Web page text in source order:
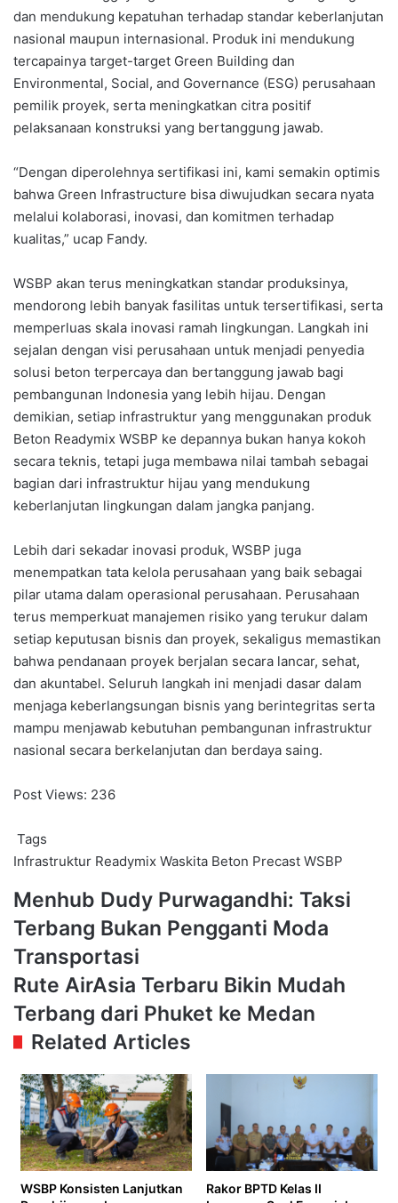
dan mendukung kepatuhan terhadap standar keberlanjutan
nasional maupun internasional. Produk ini mendukung
tercapainya target-target Green Building dan
Environmental, Social, and Governance (ESG) perusahaan
pemilik proyek, serta meningkatkan citra positif
pelaksanaan konstruksi yang bertanggung jawab.
“Dengan diperolehnya sertifikasi ini, kami semakin optimis
bahwa Green Infrastructure bisa diwujudkan secara nyata
melalui kolaborasi, inovasi, dan komitmen terhadap
kualitas,” ucap Fandy.
WSBP akan terus meningkatkan standar produksinya,
mendorong lebih banyak fasilitas untuk tersertifikasi, serta
memperluas skala inovasi ramah lingkungan. Langkah ini
sejalan dengan visi perusahaan untuk menjadi penyedia
solusi beton terpercaya dan bertanggung jawab bagi
pembangunan Indonesia yang lebih hijau. Dengan
demikian, setiap infrastruktur yang menggunakan produk
Beton Readymix WSBP ke depannya bukan hanya kokoh
secara teknis, tetapi juga membawa nilai tambah sebagai
bagian dari infrastruktur hijau yang mendukung
keberlanjutan lingkungan dalam jangka panjang.
Lebih dari sekadar inovasi produk, WSBP juga
menempatkan tata kelola perusahaan yang baik sebagai
pilar utama dalam operasional perusahaan. Perusahaan
terus memperkuat manajemen risiko yang terukur dalam
setiap keputusan bisnis dan proyek, sekaligus memastikan
bahwa pendanaan proyek berjalan secara lancar, sehat,
dan akuntabel. Seluruh langkah ini menjadi dasar dalam
menjaga keberlangsungan bisnis yang berintegritas serta
mampu menjawab kebutuhan pembangunan infrastruktur
nasional secara berkelanjutan dan berdaya saing.
Post Views: 236
Tags
Infrastruktur Readymix Waskita Beton Precast WSBP
Menhub
Dudy
Purwagandhi:
Taksi
Terbang
Bukan
Pengganti
Moda
Transportasi
Menhub Dudy Purwagandhi: Taksi
Terbang Bukan Pengganti Moda
Transportasi
Rute
AirAsia
Terbaru
Bikin
Mudah
Terbang
dari
Phuket
ke
Medan
Rute AirAsia Terbaru Bikin Mudah
Terbang dari Phuket ke Medan
Related Articles
WSBP Konsisten Lanjutkan
Rakor BPTD Kelas II